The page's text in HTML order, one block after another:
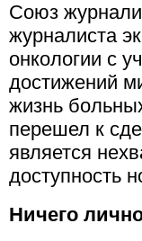
Союз
журналиста
онкологии с
достижений
жизнь
перешел к
является
доступность
Ничего